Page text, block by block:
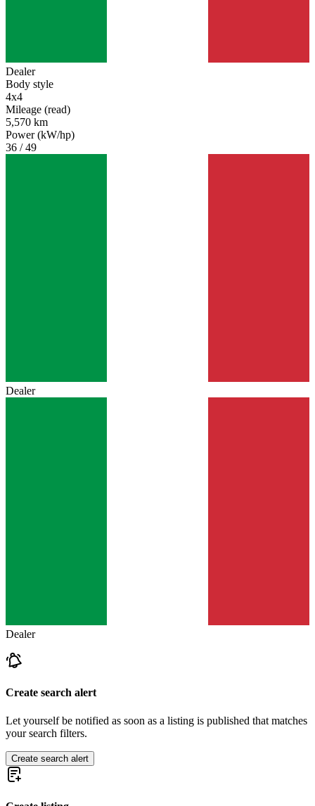
Dealer
Body style
4x4
Mileage (read)
5,570 km
Power (kW/hp)
36 / 49
Dealer
Dealer
Create search alert
Let yourself be notified as soon as a listing is published that matches
your search filters.
Create search alert